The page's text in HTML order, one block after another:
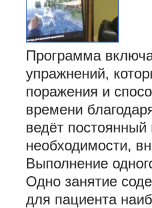
Программа
упражнений,
поражения и
времени
ведёт
необходимости,
Выполнение
Одно занятие
для пациента